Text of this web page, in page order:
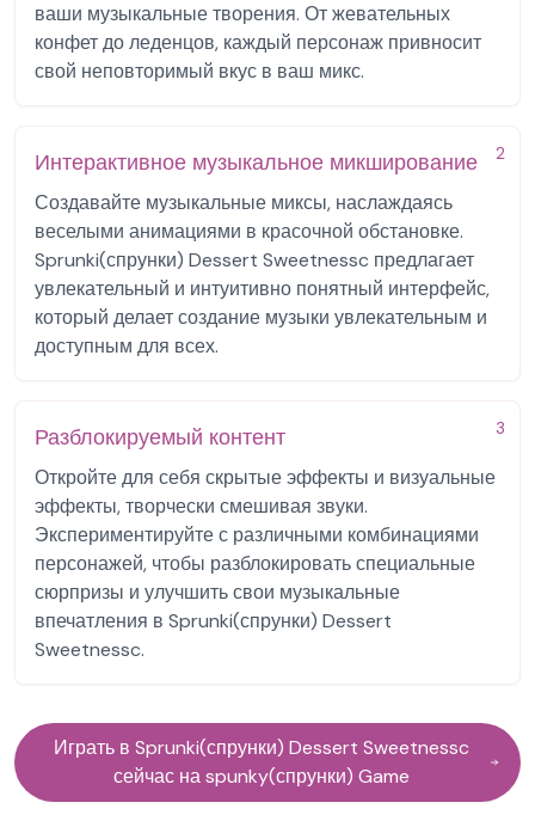
ваши музыкальные творения. От жевательных
конфет до леденцов, каждый персонаж привносит
свой неповторимый вкус в ваш микс.
2
Интерактивное музыкальное микширование
Создавайте музыкальные миксы, наслаждаясь
веселыми анимациями в красочной обстановке.
Sprunki(спрунки) Dessert Sweetnessc предлагает
увлекательный и интуитивно понятный интерфейс,
который делает создание музыки увлекательным и
доступным для всех.
3
Разблокируемый контент
Откройте для себя скрытые эффекты и визуальные
эффекты, творчески смешивая звуки.
Экспериментируйте с различными комбинациями
персонажей, чтобы разблокировать специальные
сюрпризы и улучшить свои музыкальные
впечатления в Sprunki(спрунки) Dessert
Sweetnessc.
Играть в Sprunki(спрунки) Dessert Sweetnessc
сейчас на spunky(спрунки) Game